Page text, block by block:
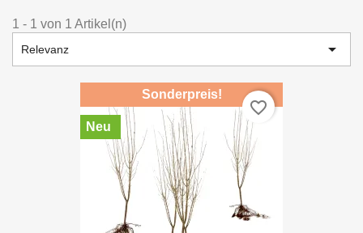
Relevanz 
1 - 1 von 1 Artikel(n)
Sonderpreis!
Neu
favorite_border